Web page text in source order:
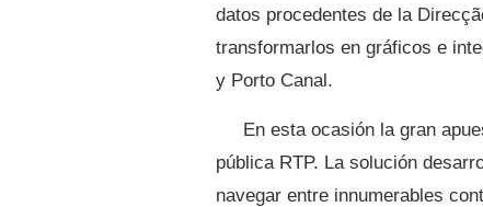
datos procedentes de la
transformarlos en gráficos e
y Porto Canal.
En esta ocasión la gran
pública RTP. La solución
navegar entre innumerables